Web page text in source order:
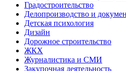
Градостроительство
Делопроизводство и
Детская психология
Дизайн
Дорожное строительство
ЖКХ
Журналистика и СМИ
Закупочная деятельность